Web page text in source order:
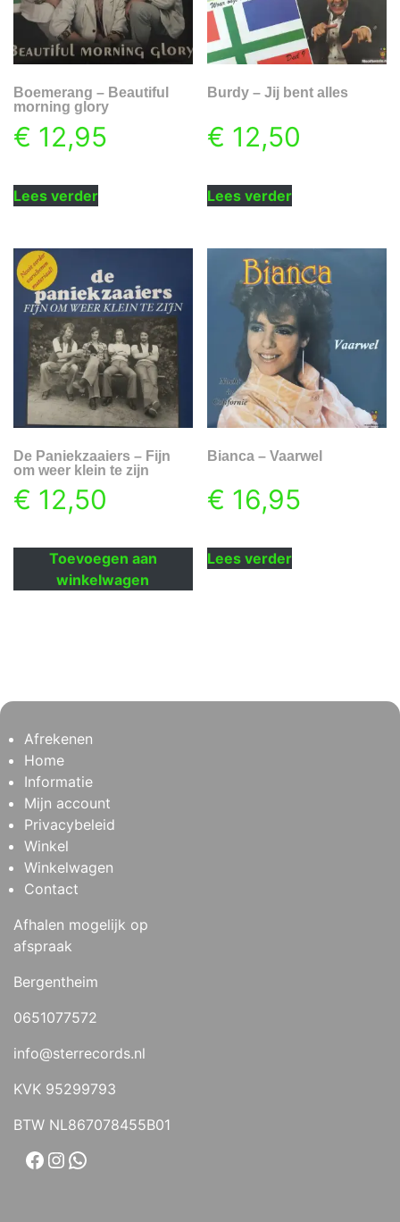
Boemerang – Beautiful
morning glory
€ 12,95
Lees verder
Burdy – Jij bent alles
€ 12,50
Lees verder
De Paniekzaaiers – Fijn
om weer klein te zijn
€ 12,50
Toevoegen aan
winkelwagen
Bianca – Vaarwel
€ 16,95
Lees verder
Afrekenen
Home
Informatie
Mijn account
Privacybeleid
Winkel
Winkelwagen
Contact
Afhalen mogelijk op
afspraak
Bergentheim
0651077572
info@sterrecords.nl
KVK 95299793
BTW NL867078455B01
Facebook
Instagram
WhatsApp